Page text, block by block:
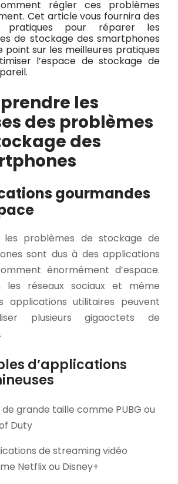
régler ces problèmes
Cet article vous fournira des
pratiques pour réparer les
de stockage des smartphones
point sur les meilleures pratiques
l’espace de stockage de
les
des problèmes
des
gourmandes
les problèmes de stockage de
sont dus à des applications
énormément d’espace.
les réseaux sociaux et même
applications utilitaires peuvent
plusieurs gigaoctets de
d’applications
de grande taille comme PUBG ou
Duty
de streaming vidéo
Netflix ou Disney+